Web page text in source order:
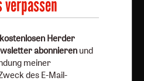
Herder
abonnieren und
meiner
des E-Mail-